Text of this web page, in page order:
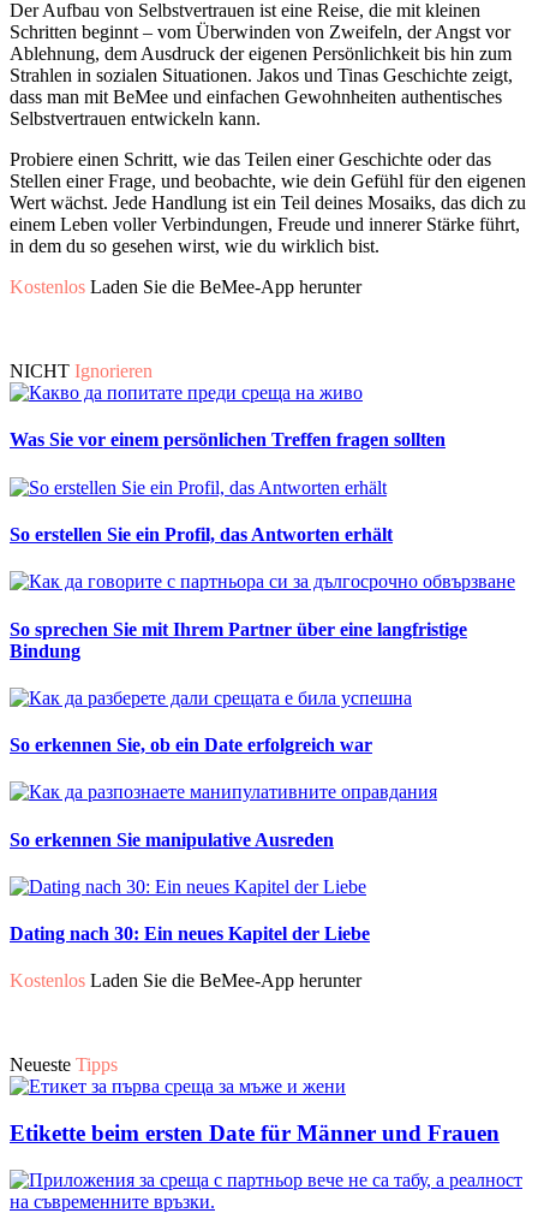
Der Aufbau von Selbstvertrauen ist eine Reise, die mit kleinen
Schritten beginnt – vom Überwinden von Zweifeln, der Angst vor
Ablehnung, dem Ausdruck der eigenen Persönlichkeit bis hin zum
Strahlen in sozialen Situationen. Jakos und Tinas Geschichte zeigt,
dass man mit BeMee und einfachen Gewohnheiten authentisches
Selbstvertrauen entwickeln kann.
Probiere einen Schritt, wie das Teilen einer Geschichte oder das
Stellen einer Frage, und beobachte, wie dein Gefühl für den eigenen
Wert wächst. Jede Handlung ist ein Teil deines Mosaiks, das dich zu
einem Leben voller Verbindungen, Freude und innerer Stärke führt,
in dem du so gesehen wirst, wie du wirklich bist.
Kostenlos Laden Sie die BeMee-App herunter
NICHT Ignorieren
Was Sie vor einem persönlichen Treffen fragen sollten
So erstellen Sie ein Profil, das Antworten erhält
So sprechen Sie mit Ihrem Partner über eine langfristige
Bindung
So erkennen Sie, ob ein Date erfolgreich war
So erkennen Sie manipulative Ausreden
Dating nach 30: Ein neues Kapitel der Liebe
Kostenlos Laden Sie die BeMee-App herunter
Neueste Tipps
Etikette beim ersten Date für Männer und Frauen